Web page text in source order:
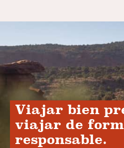
Viajar bien
viajar de
responsable.